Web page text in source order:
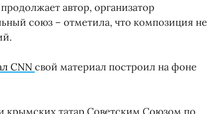
автор, организатор
союз – отметила, что композиция не
CNN свой материал построил на фоне
крымских татар Советским Союзом по